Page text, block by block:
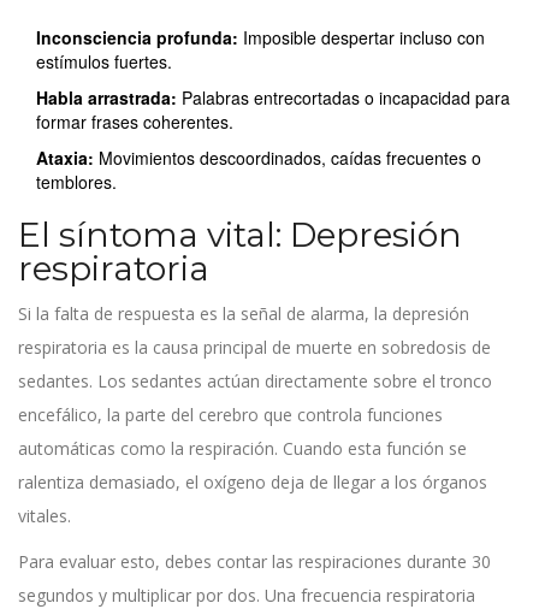
Inconsciencia profunda: Imposible despertar incluso con
estímulos fuertes.
Habla arrastrada: Palabras entrecortadas o incapacidad para
formar frases coherentes.
Ataxia: Movimientos descoordinados, caídas frecuentes o
temblores.
El síntoma vital: Depresión
respiratoria
Si la falta de respuesta es la señal de alarma, la depresión
respiratoria es la causa principal de muerte en sobredosis de
sedantes. Los sedantes actúan directamente sobre el tronco
encefálico, la parte del cerebro que controla funciones
automáticas como la respiración. Cuando esta función se
ralentiza demasiado, el oxígeno deja de llegar a los órganos
vitales.
Para evaluar esto, debes contar las respiraciones durante 30
segundos y multiplicar por dos. Una frecuencia respiratoria